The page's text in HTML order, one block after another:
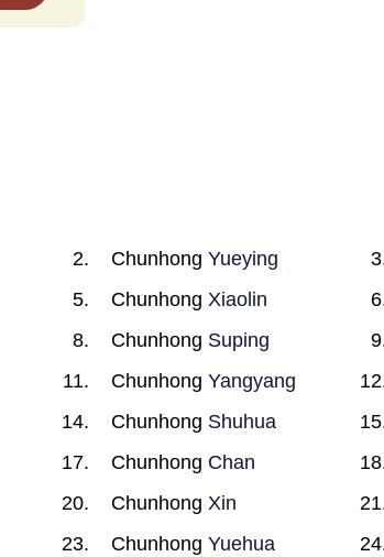
Chunhong Yueying
Chunhong Xiaolin
Chunhong Suping
Chunhong Yangyang
Chunhong Shuhua
Chunhong Chan
Chunhong Xin
Chunhong Yuehua